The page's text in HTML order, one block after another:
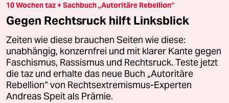
10 Wochen taz + Sachbuch „Autoritäre Rebellion“
Gegen Rechtsruck hilft Linksblick
Zeiten wie diese brauchen Seiten wie diese:
unabhängig, konzernfrei und mit klarer Kante gegen
Faschismus, Rassismus und Rechtsruck. Teste jetzt
die taz und erhalte das neue Buch „Autoritäre
Rebellion“ von Rechtsextremismus-Experten
Andreas Speit als Prämie.